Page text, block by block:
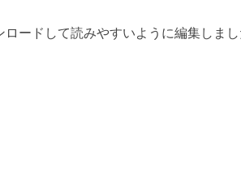
ードして読みやすいように編集しまし